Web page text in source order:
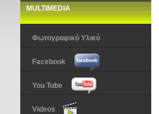
MULTIMEDIA
Φωτογραφικό Υλικό
Facebook
You Tube
Videos